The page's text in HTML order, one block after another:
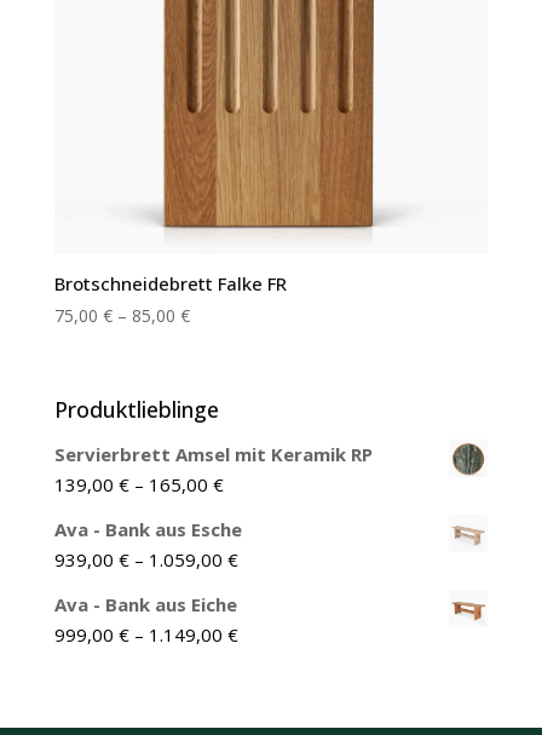
Brotschneidebrett Falke FR
75,00 €– 85,00 €
Produktlieblinge
Servierbrett Amsel mit Keramik RP
139,00 €– 165,00 €
Ava - Bank aus Esche
939,00 €– 1.059,00 €
Ava - Bank aus Eiche
999,00 €– 1.149,00 €